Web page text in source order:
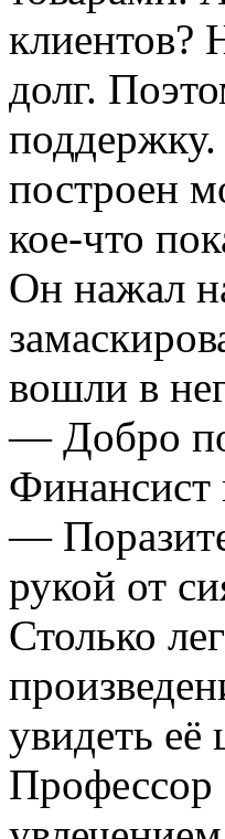
клиентов?
долг.
поддержку.
построен
кое-что
Он нажал
вошли в
— Добро
Финансист
—
рукой от
Столько
увидеть её
Профессор